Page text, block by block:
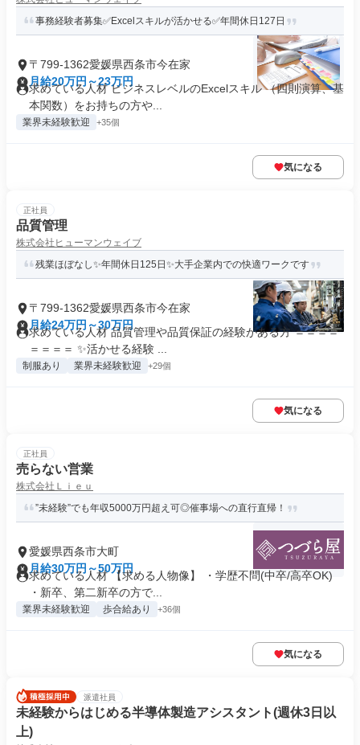
事務経験者募集✅Excelスキルが活かせる✅年間休日127日
〒799-1362愛媛県西条市今在家
月給20万円～23万円
求めている人材 ビジネスレベルのExcelスキル （四則演算、基
本関数）をお持ちの方や...
業界未経験歓迎 +35個
気になる
正社員
品質管理
株式会社ヒューマンウェイブ
残業ほぼなし✨年間休日125日✨大手企業内での快適ワークです
〒799-1362愛媛県西条市今在家
月給24万円～30万円
求めている人材 品質管理や品質保証の経験がある方 ＝＝＝＝
＝＝＝＝ ✨活かせる経験 ...
制服あり 業界未経験歓迎 +29個
気になる
正社員
売らない営業
株式会社Ｌｉｅｕ
”未経験”でも年収5000万円超え可◎催事場への直行直帰！
愛媛県西条市大町
月給30万円～50万円
求めている人材 【求める人物像】 ・学歴不問(中卒/高卒OK)
・新卒、第二新卒の方で...
業界未経験歓迎 歩合給あり +36個
気になる
派遣社員
未経験からはじめる半導体製造アシスタント(週休3日以
上)